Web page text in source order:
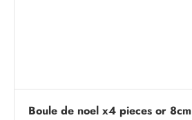
Boule de noel x4 pieces or 8cm